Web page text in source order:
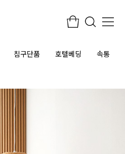
침구단품 호텔베딩 속통